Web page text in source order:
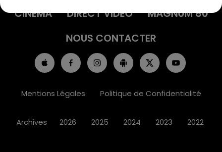
CINÉMA
DIRECT VIDÉO
MAGNUM 80
NOUS CONTACTER
Mentions Légales Politique de Confidentialité
Archives 2026 2025 2024 2023 2022